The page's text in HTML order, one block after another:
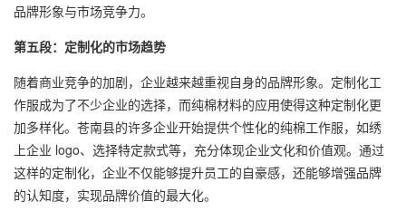
品牌形象与市场竞争力。
第五段：定制化的市场趋势
随着商业竞争的加剧，企业越来越重视自身的品牌形象。定制化工
作服成为了不少企业的选择，而纯棉材料的应用使得这种定制化更
加多样化。苍南县的许多企业开始提供个性化的纯棉工作服，如绣
上企业 logo、选择特定款式等，充分体现企业文化和价值观。通过
这样的定制化，企业不仅能够提升员工的自豪感，还能够增强品牌
的认知度，实现品牌价值的最大化。